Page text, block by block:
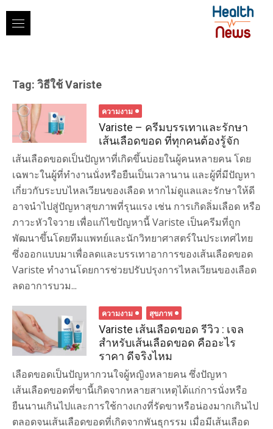
content
Tag: วิธีใช้ Variste
ความงาม
Variste – ครีมบรรเทาและรักษา
เส้นเลือดขอด ที่ทุกคนต้องรู้จัก
เส้นเลือดขอดเป็นปัญหาที่เกิดขึ้นบ่อยในผู้คนหลายคน โดย
เฉพาะในผู้ที่ทำงานนั่งหรือยืนเป็นเวลานาน และผู้ที่มีปัญหา
เกี่ยวกับระบบไหลเวียนของเลือด หากไม่ดูแลและรักษาให้ดี
อาจนำไปสู่ปัญหาสุขภาพที่รุนแรง เช่น การเกิดลิ่มเลือด หรือ
ภาวะหัวใจวาย เพื่อแก้ไขปัญหานี้ Variste เป็นครีมที่ถูก
พัฒนาขึ้นโดยทีมแพทย์และนักวิทยาศาสตร์ในประเทศไทย
ซึ่งออกแบบมาเพื่อลดและบรรเทาอาการของเส้นเลือดขอด
Variste ทำงานโดยการช่วยปรับปรุงการไหลเวียนของเลือด
ลดอาการบวม...
ความงาม สุขภาพ
Variste เส้นเลือดขอด รีวิว : เจล
สำหรับเส้นเลือดขอด คืออะไร
ราคา ดีจริงไหม
เลือดขอดเป็นปัญหากวนใจผู้หญิงหลายคน ซึ่งปัญหา
เส้นเลือดขอดที่ขานี้เกิดจากหลายสาเหตุได้แก่การนั่งหรือ
ยืนนานเกินไปและการใช้กางเกงที่รัดขาหรือน่องมากเกินไป
ตลอดจนเส้นเลือดขอดที่เกิดจากพันธุกรรม เมื่อมีเส้นเลือด